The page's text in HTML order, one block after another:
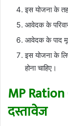
इस योजना के
आवेदक के
आवेदक के पाद
इस योजना के
होना चाहिए।
MP
दस्तावेज